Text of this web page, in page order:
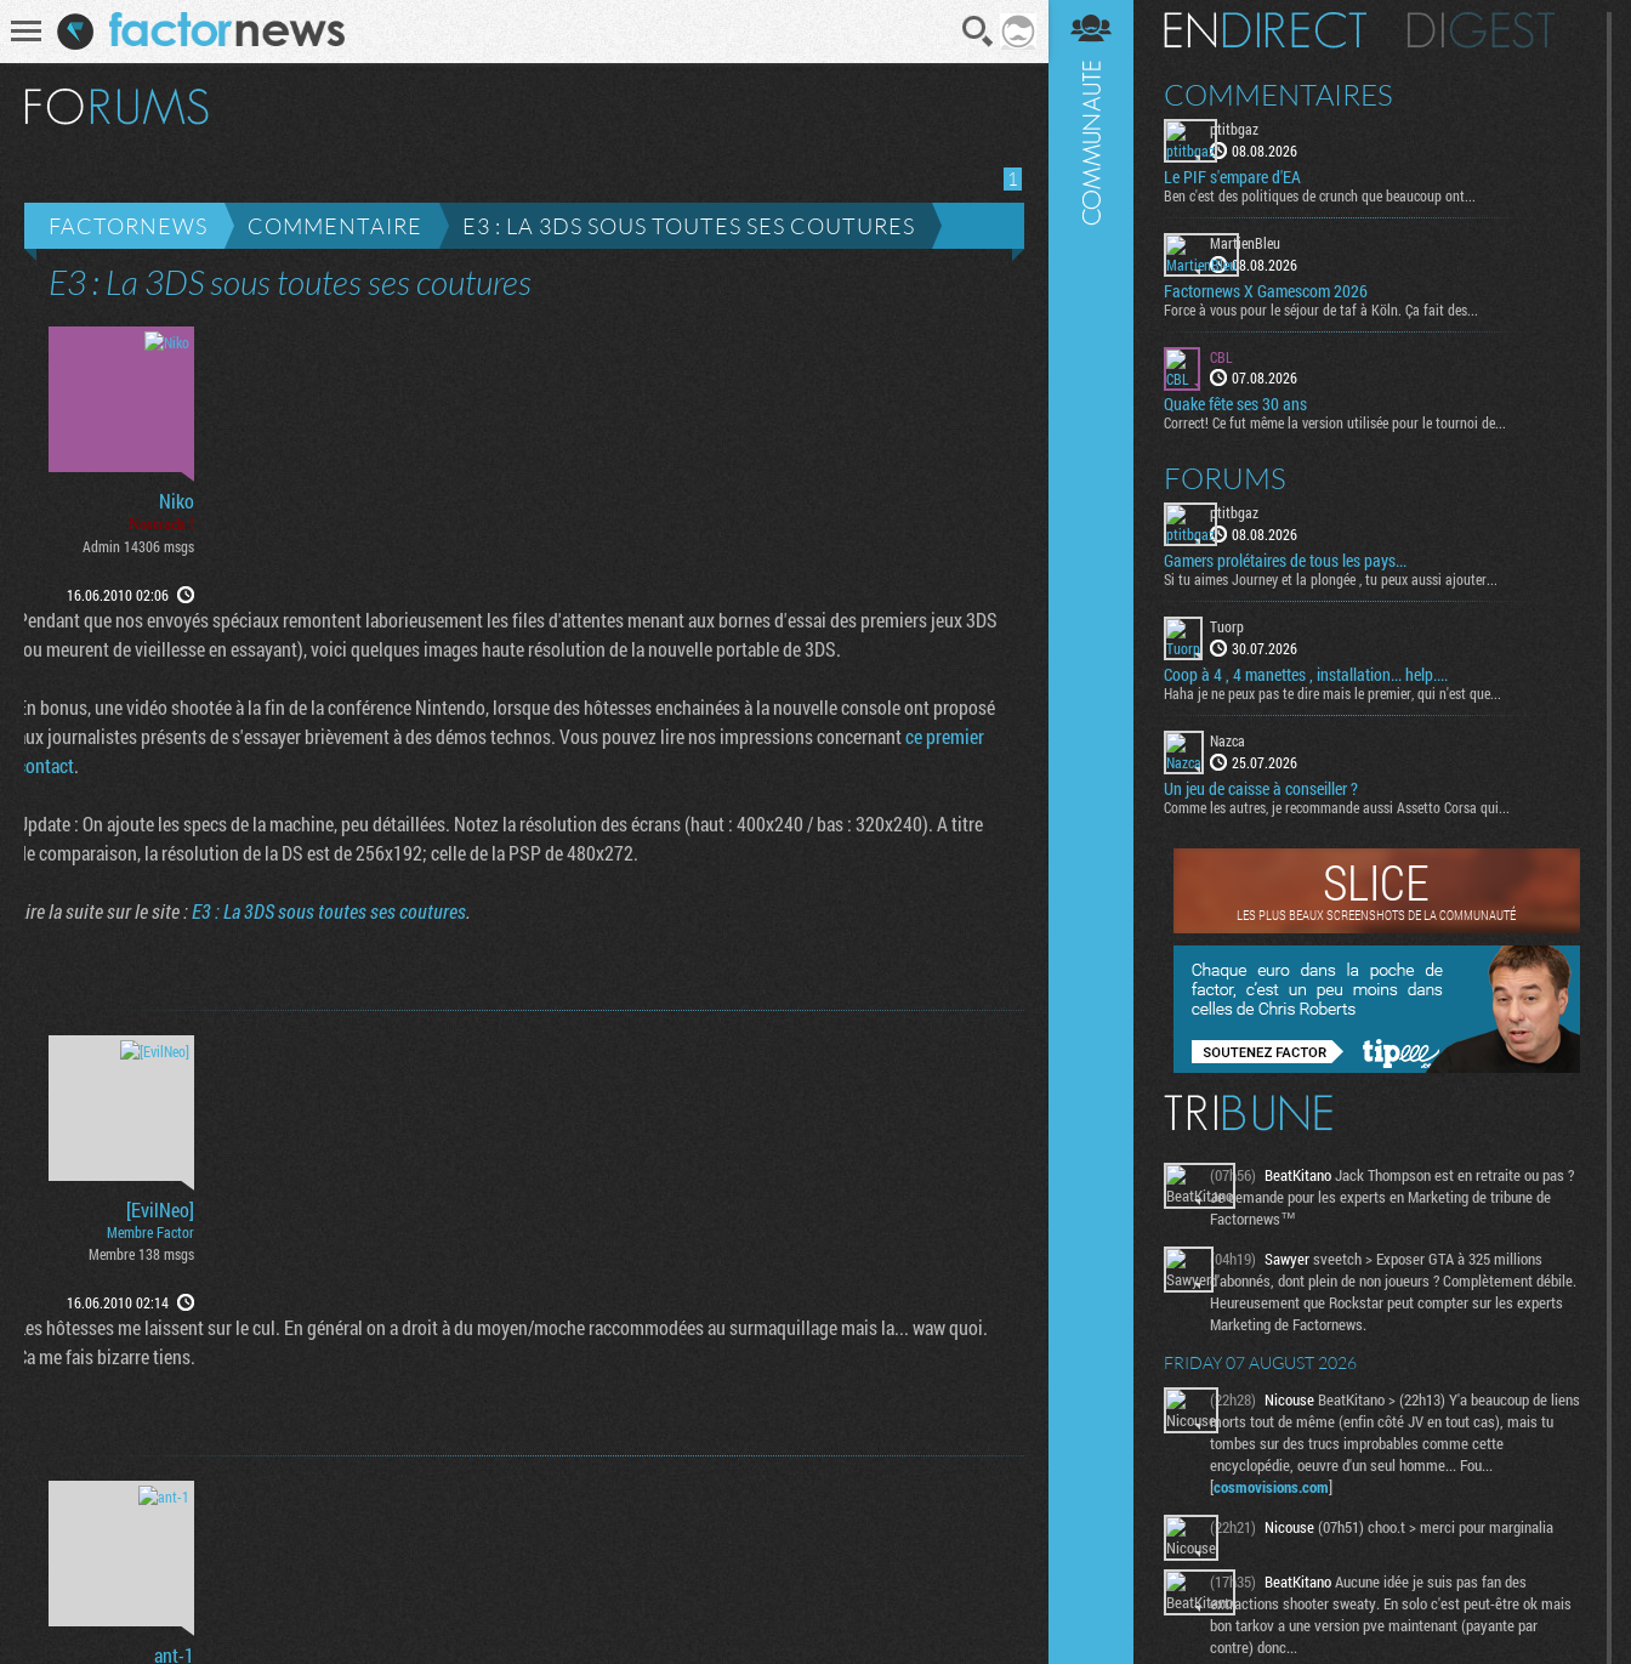
1
FACTORNEWS COMMENTAIRE E3 : LA 3DS SOUS TOUTES SES COUTURES
E3 : La 3DS sous toutes ses coutures
Niko
Nostrach !
Admin 14306 msgs
16.06.2010 02:06
Pendant que nos envoyés spéciaux remontent laborieusement les files d'attentes menant aux bornes d'essai des premiers jeux 3DS
(ou meurent de vieillesse en essayant), voici quelques images haute résolution de la nouvelle portable de 3DS.
En bonus, une vidéo shootée à la fin de la conférence Nintendo, lorsque des hôtesses enchainées à la nouvelle console ont proposé
aux journalistes présents de s'essayer brièvement à des démos technos. Vous pouvez lire nos impressions concernantce premier
contact.
Update : On ajoute les specs de la machine, peu détaillées. Notez la résolution des écrans (haut : 400x240 / bas : 320x240). A titre
de comparaison, la résolution de la DS est de 256x192; celle de la PSP de 480x272.
Lire la suite sur le site :E3 : La 3DS sous toutes ses coutures.
[EvilNeo]
Membre Factor
Membre 138 msgs
16.06.2010 02:14
Les hôtesses me laissent sur le cul. En général on a droit à du moyen/moche raccommodées au surmaquillage mais la... waw quoi.
Ca me fais bizarre tiens.
ant-1
Digest
COMMENTAIRES
ptitbgaz
08.08.2026
Le PIF s'empare d'EA
Ben c'est des politiques de crunch que beaucoup ont...
MartienBleu
08.08.2026
Factornews X Gamescom 2026
Force à vous pour le séjour de taf à Köln. Ça fait des...
CBL
07.08.2026
Quake fête ses 30 ans
Correct! Ce fut même la version utilisée pour le tournoi de...
FORUMS
ptitbgaz
08.08.2026
Gamers prolétaires de tous les pays...
Si tu aimes Journey et la plongée , tu peux aussi ajouter...
Tuorp
30.07.2026
Coop à 4 , 4 manettes , installation... help....
Haha je ne peux pas te dire mais le premier, qui n'est que...
Nazca
25.07.2026
Un jeu de caisse à conseiller ?
Comme les autres, je recommande aussi Assetto Corsa qui...
SLICE
LES PLUS BEAUX SCREENSHOTS DE LA COMMUNAUTÉ
(07h56) BeatKitanoJack Thompson est en retraite ou pas ?
Je demande pour les experts en Marketing de tribune de
Factornews™
(04h19) Sawyersveetch > Exposer GTA à 325 millions
d'abonnés, dont plein de non joueurs ? Complètement débile.
Heureusement que Rockstar peut compter sur les experts
Marketing de Factornews.
FRIDAY 07 AUGUST 2026
(22h28) Nicouse BeatKitano > (22h13) Y'a beaucoup de liens
morts tout de même (enfin côté JV en tout cas), mais tu
tombes sur des trucs improbables comme cette
encyclopédie, oeuvre d'un seul homme... Fou...
[cosmovisions.com]
(22h21) Nicouse(07h51) choo.t > merci pour marginalia
(17h35) BeatKitanoAucune idée je suis pas fan des
extractions shooter sweaty. En solo c'est peut-être ok mais
bon tarkov a une version pve maintenant (payante par
contre) donc...